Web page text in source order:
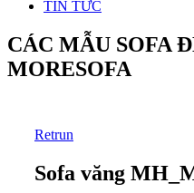
TIN TỨC
CÁC MẪU SOFA
MORESOFA
Retrun
Sofa văng